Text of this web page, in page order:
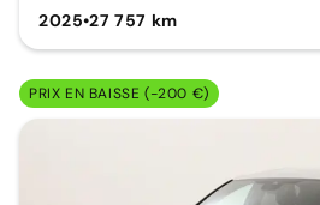
2025•27 757 km
PRIX EN BAISSE (-200 €)